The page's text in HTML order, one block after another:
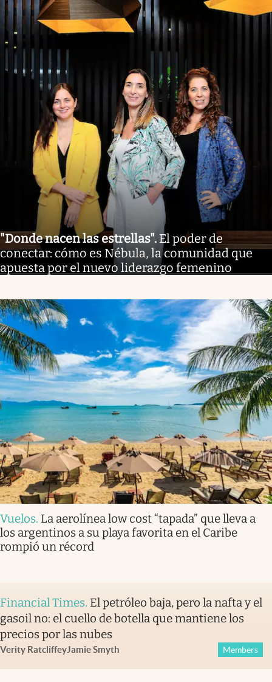
"Donde nacen las estrellas". El poder de
conectar: cómo es Nébula, la comunidad que
apuesta por el nuevo liderazgo femenino
Vuelos. La aerolínea low cost “tapada” que lleva a
los argentinos a su playa favorita en el Caribe
rompió un récord
Financial Times. El petróleo baja, pero la nafta y el
gasoil no: el cuello de botella que mantiene los
precios por las nubes
Verity RatcliffeyJamie Smyth Members